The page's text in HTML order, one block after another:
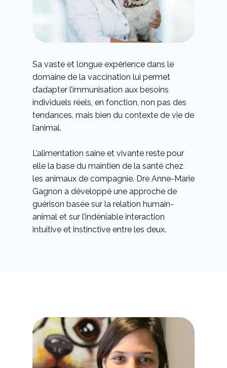
Sa vaste et longue expérience dans le
domaine de la vaccination lui permet
d’adapter l’immunisation aux besoins
individuels réels, en fonction, non pas des
tendances, mais bien du contexte de vie de
l’animal.
L’alimentation saine et vivante reste pour
elle la base du maintien de la santé chez
les animaux de compagnie. Dre Anne-Marie
Gagnon a développé une approche de
guérison basée sur la relation humain-
animal et sur l’indéniable interaction
intuitive et instinctive entre les deux.